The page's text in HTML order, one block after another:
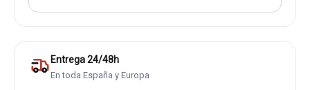
Entrega 24/48h
En toda España y Europa